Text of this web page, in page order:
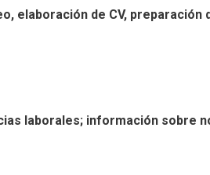
elaboración de CV,
laborales; información sobre